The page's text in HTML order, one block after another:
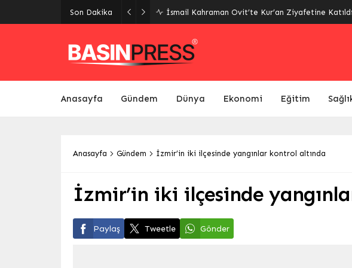
Son Dakika İsmail Kahraman Ovit’te Kur’an Ziyafetine
Anasayfa Gündem Dünya Ekonomi Eğitim
Anasayfa Gündem İzmir’in iki ilçesinde yangınlar kontrol altında
İzmir’in iki ilçesinde
Paylaş Tweetle Gönder